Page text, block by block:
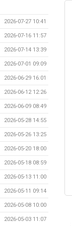
2026-07-27 10:41
2026-07-16 11:57
2026-07-14 13:39
2026-07-01 09:09
2026-06-29 16:01
2026-06-12 12:26
2026-06-09 08:49
2026-05-28 14:55
2026-05-26 13:25
2026-05-20 18:00
2026-05-18 08:59
2026-05-13 11:00
2026-05-11 09:14
2026-05-08 10:00
2026-05-03 11:07